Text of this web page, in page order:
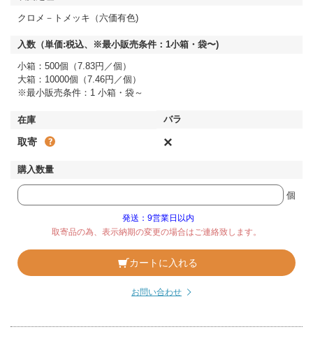
クロメ－トメッキ（六価有色)
小箱：500個（7.83円／個）
大箱：10000個（7.46円／個）
※最小販売条件：1 小箱・袋～
取寄 ×
個
発送：9営業日以内
取寄品の為、表示納期の変更の場合はご連絡致します。
カートに入れる
お問い合わせ